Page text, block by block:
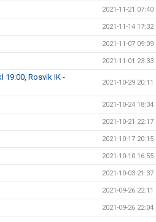
2021-11-21 07:40
2021-11-14 17:32
2021-11-07 09:09
2021-11-01 23:33
19:00, Rosvik IK -
2021-10-29 20:11
2021-10-24 18:34
2021-10-21 22:17
2021-10-17 20:15
2021-10-10 16:55
2021-10-03 21:37
2021-09-26 22:11
2021-09-26 22:04